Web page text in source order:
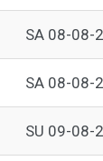
SA 08-08-
SA 08-08-
SU 09-08-